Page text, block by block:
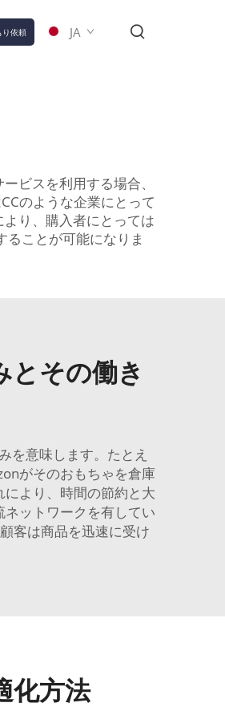
り依頼 JA
ビスを利用する場合、
のような企業にとって
り、購入者にとっては
ことが可能になりま
その働き
を意味します。たとえ
がそのおもちゃを倉庫
より、時間の節約と大
ットワークを有してい
客は商品を迅速に受け
化方法